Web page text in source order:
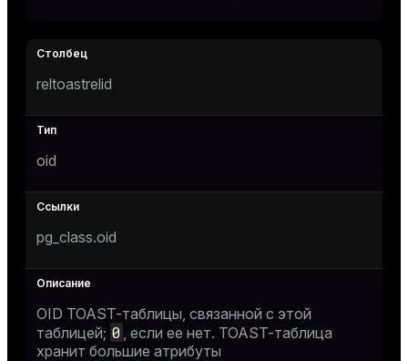
reltoastrelid
oid
pg_class.oid
OID TOAST-таблицы, связанной с этой
таблицей; 0 , если ее нет. TOAST-таблица
хранит большие атрибуты